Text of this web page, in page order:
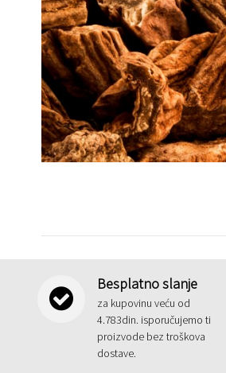
Besplatno slanje
za kupovinu veću od
4.783din. isporučujemo ti
proizvode bez troškova
dostave.